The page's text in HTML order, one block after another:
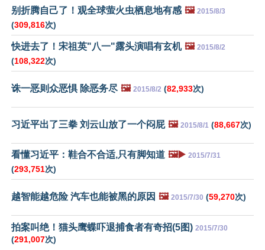
别折腾自己了！观全球萤火虫栖息地有感 🖼️ 2015/8/3
(309,816次)
快进去了！宋祖英"八一"露头演唱有玄机 🖼️ 2015/8/2
(108,322次)
诛一恶则众恶惧 除恶务尽 🖼️ 2015/8/2 (82,933次)
习近平出了三拳 刘云山放了一个闷屁 🖼️ 2015/8/1 (88,667次)
看懂习近平：鞋合不合适,只有脚知道 🖼️▶️ 2015/7/31
(293,751次)
越智能越危险 汽车也能被黑的原因 🖼️ 2015/7/30 (59,270次)
拍案叫绝！猫头鹰蝶吓退捕食者有奇招(5图) 2015/7/30
(291,007次)